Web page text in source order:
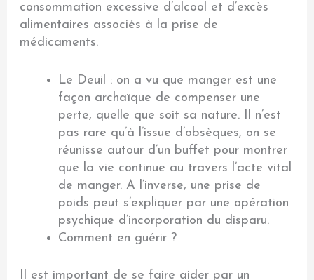
consommation excessive d’alcool et d’excès
alimentaires associés à la prise de
médicaments.
Le Deuil : on a vu que manger est une
façon archaïque de compenser une
perte, quelle que soit sa nature. Il n’est
pas rare qu’à l’issue d’obsèques, on se
réunisse autour d’un buffet pour montrer
que la vie continue au travers l’acte vital
de manger. A l’inverse, une prise de
poids peut s’expliquer par une opération
psychique d’incorporation du disparu.
Comment en guérir ?
Il est important de se faire aider par un